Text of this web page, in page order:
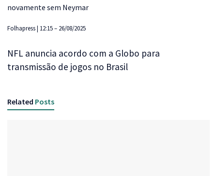
novamente sem Neymar
Folhapress | 12:15 – 26/08/2025
NFL anuncia acordo com a Globo para
transmissão de jogos no Brasil
Related Posts